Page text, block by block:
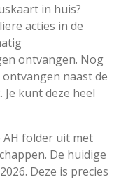
in huis?
acties in de
ontvangen. Nog
naast de
kunt deze heel
AH folder uit met
De huidige
Deze is precies